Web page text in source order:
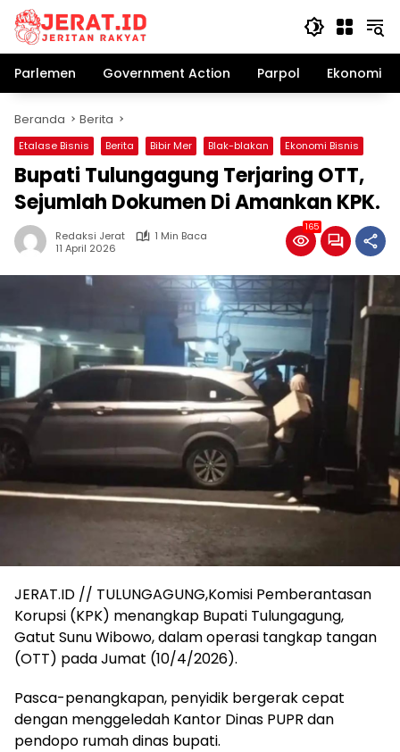
Langsung
konten
Parlemen
Government Action Parpol Ekonomi
Beranda Berita
Etalase Bisnis Berita Bibir Mer Blak-blakan Ekonomi Bisnis
Bupati Tulungagung Terjaring OTT,
Sejumlah Dokumen Di Amankan KPK.
Redaksi Jerat
1 Min Baca
11 April 2026
165
JERAT.ID // TULUNGAGUNG,Komisi Pemberantasan
Korupsi (KPK) menangkap Bupati Tulungagung,
Gatut Sunu Wibowo, dalam operasi tangkap tangan
(OTT) pada Jumat (10/4/2026).
Pasca-penangkapan, penyidik bergerak cepat
dengan menggeledah Kantor Dinas PUPR dan
pendopo rumah dinas bupati.